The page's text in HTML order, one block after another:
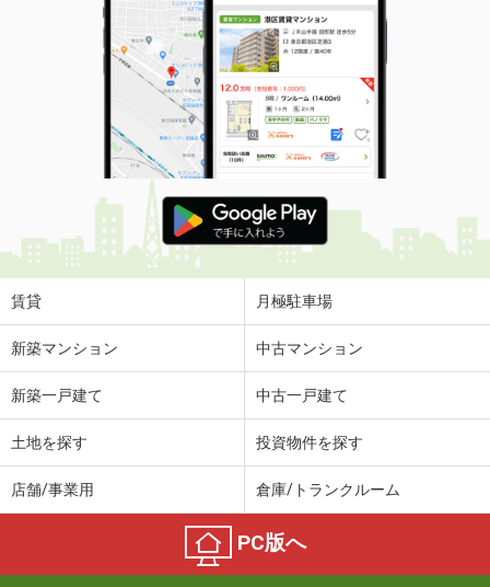
賃貸 月極駐車場
新築マンション 中古マンション
新築一戸建て 中古一戸建て
土地を探す 投資物件を探す
店舗/事業用 倉庫/トランクルーム
PC版へ